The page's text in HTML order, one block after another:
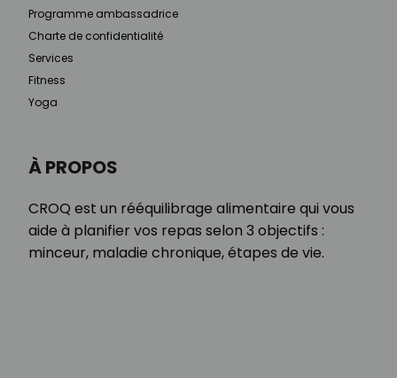
À PROPOS
CROQ est un rééquilibrage alimentaire qui vous
aide à planifier vos repas selon 3 objectifs :
minceur, maladie chronique, étapes de vie.
Programme ambassadrice
Charte de confidentialité
Services
Fitness
Yoga